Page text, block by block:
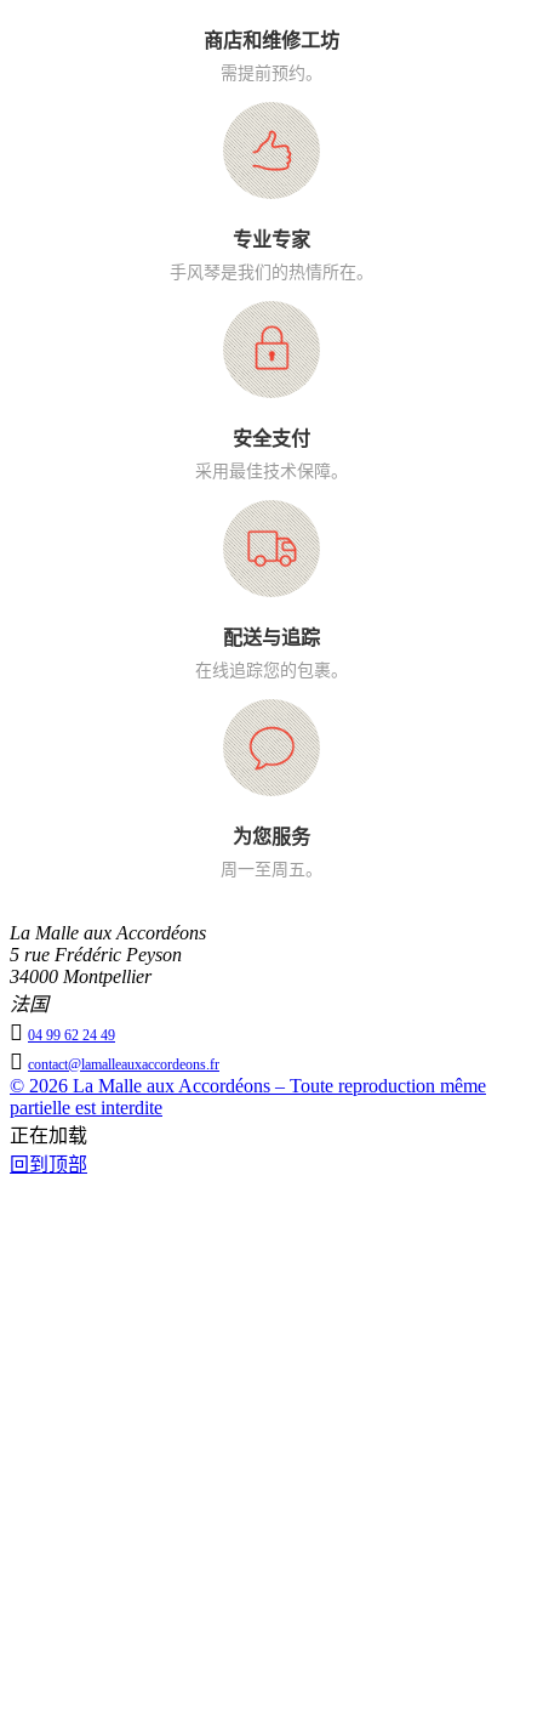
商店和维修工坊
需提前预约。
专业专家
手风琴是我们的热情所在。
安全支付
采用最佳技术保障。
配送与追踪
在线追踪您的包裹。
为您服务
周一至周五。
La Malle aux Accordéons
5 rue Frédéric Peyson
34000 Montpellier
法国
 04 99 62 24 49
 contact@lamalleauxaccordeons.fr
© 2026 La Malle aux Accordéons – Toute reproduction même
partielle est interdite
正在加载
回到顶部